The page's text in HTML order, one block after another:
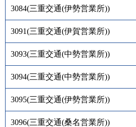
3084(三重交通(伊勢営業所))
3091(三重交通(伊賀営業所))
3093(三重交通(中勢営業所))
3094(三重交通(中勢営業所))
3095(三重交通(伊勢営業所))
3096(三重交通(桑名営業所))